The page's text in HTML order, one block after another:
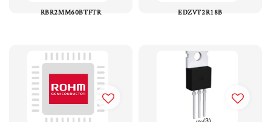
RBR2MM60BTFTR EDZVT2R18B